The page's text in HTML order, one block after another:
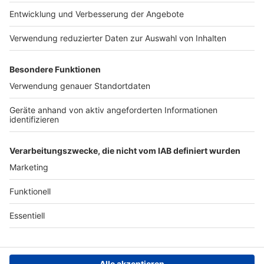
Das Band-ABC
Jobs
Archiv
Teilnahme­bedingungen
Geschäfts­bedingungen
ANTENNE BAYERN GROUP
Grounding Page ROCK
ANTENNE
Kontakt
Studio-Hotline
Datenschutz­erklärung
Cookie- und Drittanbieter-
einstellungen